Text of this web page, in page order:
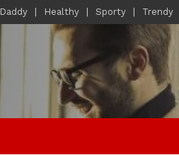
Daddy Healthy Sporty Trendy